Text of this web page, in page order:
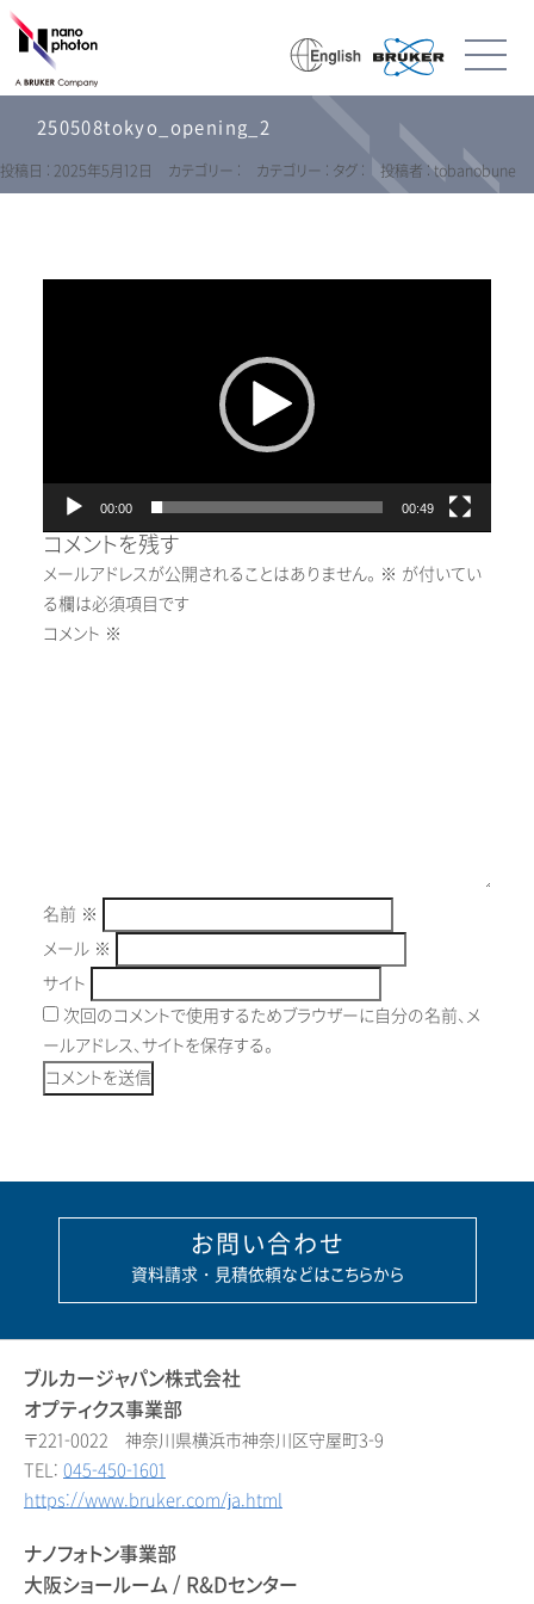
250508tokyo_opening_2
投稿日 : 2025年5月12日 カテゴリー : カテゴリー : タグ : 投稿者 : tobanobune
00:00 00:49
コメントを残す
メールアドレスが公開されることはありません。 ※ が付いてい
る欄は必須項目です
コメント ※
名前 ※
メール ※
サイト
次回のコメントで使用するためブラウザーに自分の名前、メ
ールアドレス、サイトを保存する。
お問い合わせ
資料請求・見積依頼などはこちらから
ブルカージャパン株式会社
オプティクス事業部
〒221-0022 神奈川県横浜市神奈川区守屋町3-9
TEL: 045-450-1601
https://www.bruker.com/ja.html
ナノフォトン事業部
大阪ショールーム / R&Dセンター